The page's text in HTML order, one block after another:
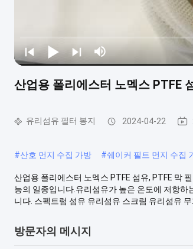
산업용 폴리에스터 노멕스 PTFE
유리섬유 필터 봉지 2024-04-22
#산호 먼지 수집 가방 #쉐이커 필트 먼지 수집
산업용 폴리에스터 노멕스 PTFE 섬유, PTFE 막
능의 일종입니다.유리섬유가 높은 온도에 저항하
니다. 스펙트럼 섬유 유리섬유 스크림 유리섬유 무
방문자의 메시지